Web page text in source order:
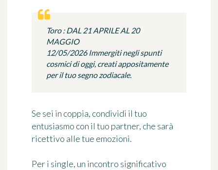
Toro : DAL 21 APRILE AL 20
MAGGIO
12/05/2026 Immergiti negli spunti
cosmici di oggi, creati appositamente
per il tuo segno zodiacale.
Se sei in coppia, condividi il tuo
entusiasmo con il tuo partner, che sarà
ricettivo alle tue emozioni.
Per i single, un incontro significativo